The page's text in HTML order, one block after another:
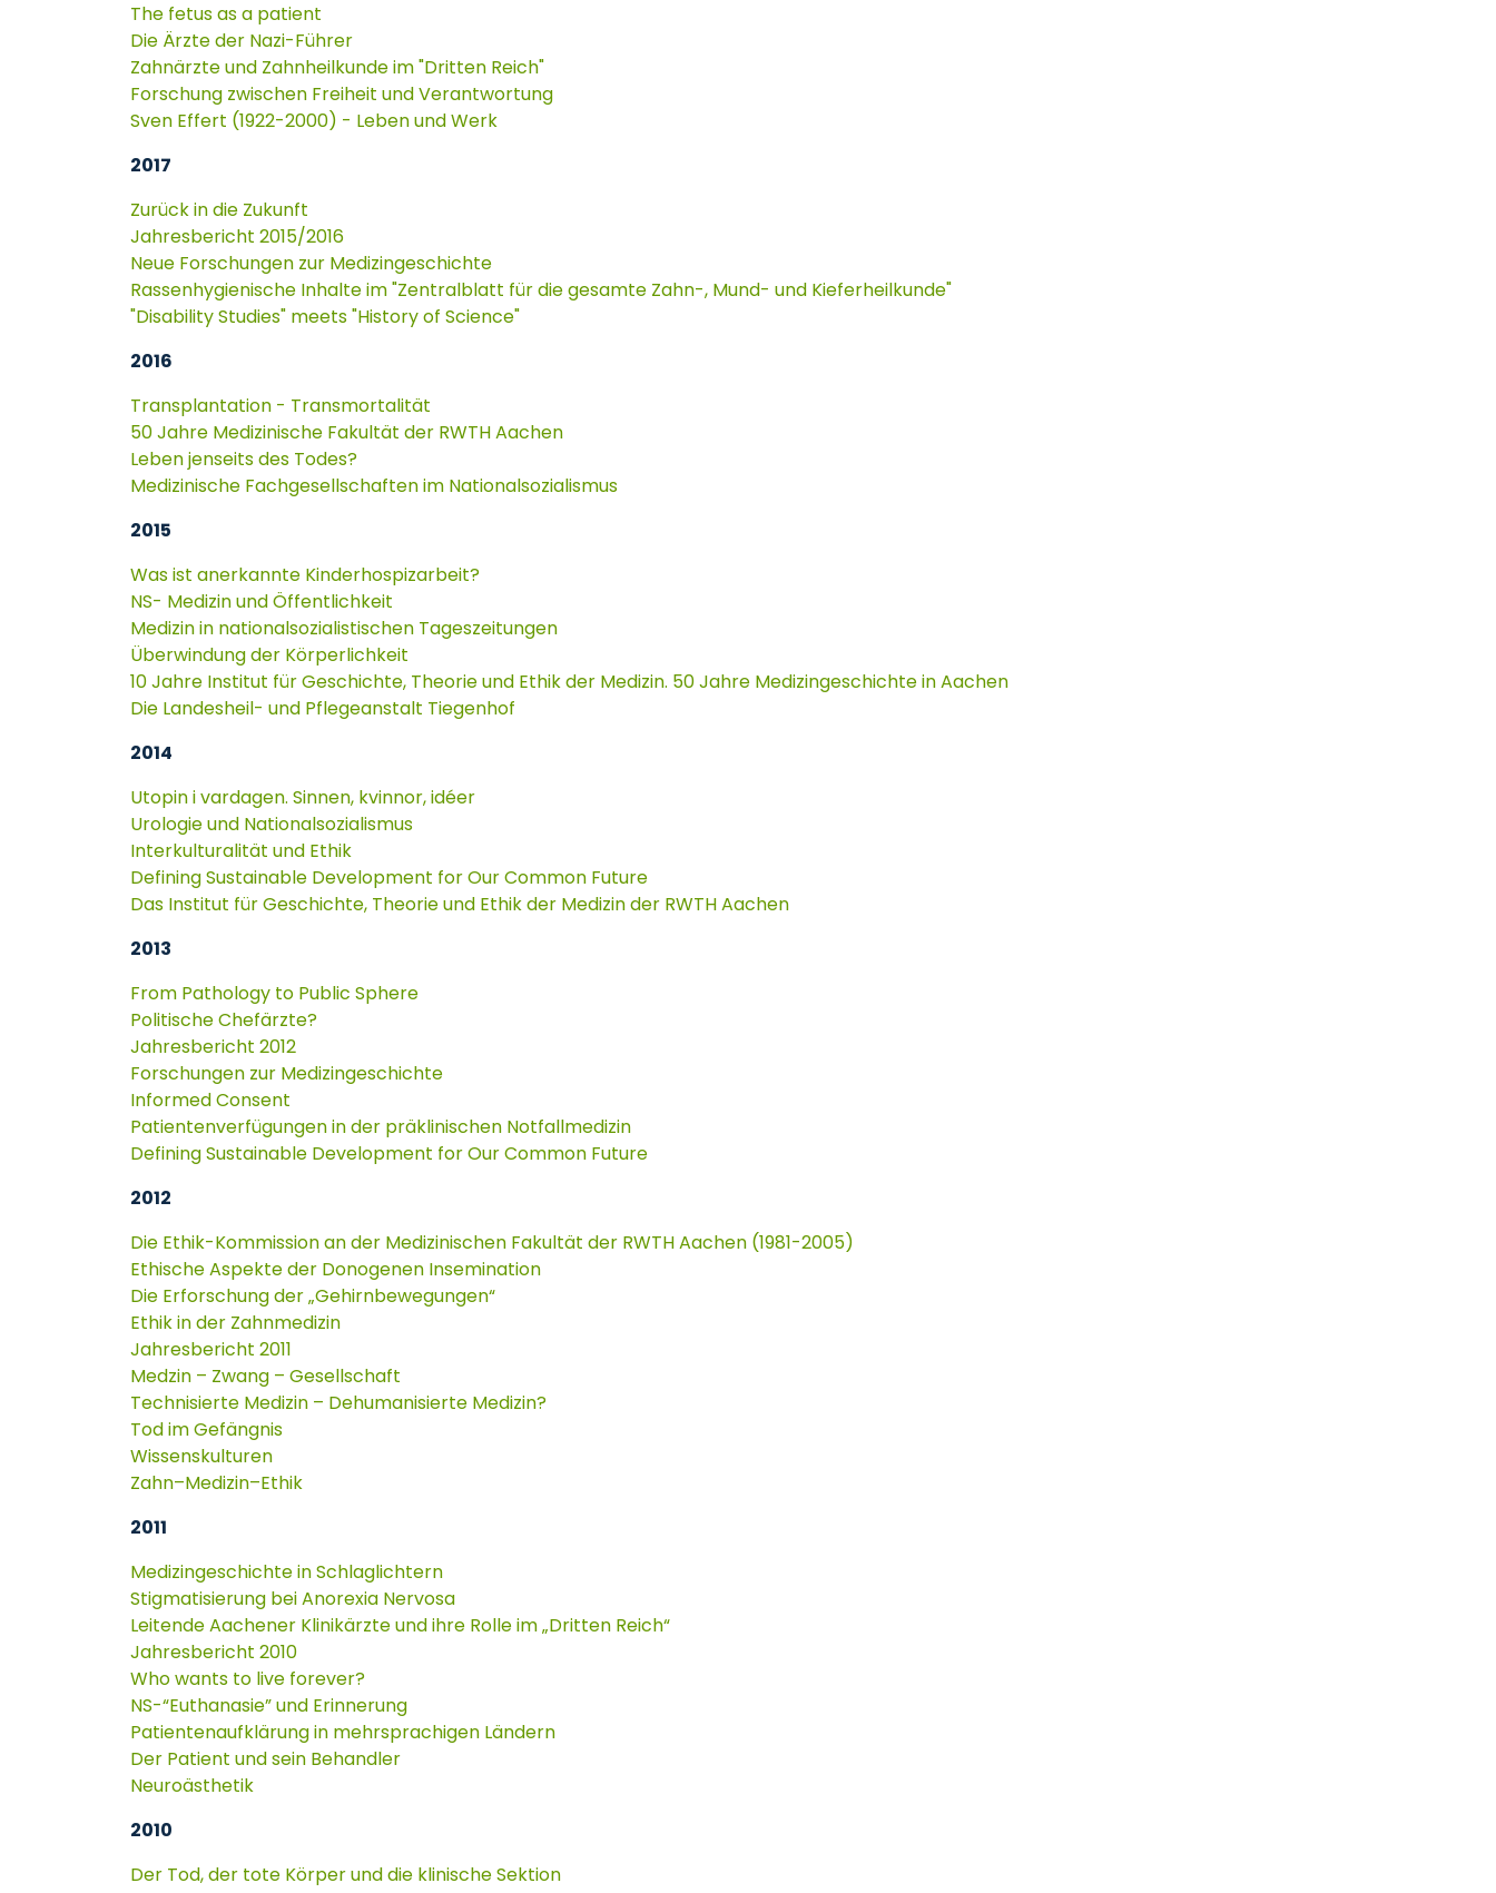
The fetus as a patient
Die Ärzte der Nazi-Führer
Zahnärzte und Zahnheilkunde im "Dritten Reich"
Forschung zwischen Freiheit und Verantwortung
Sven Effert (1922-2000) - Leben und Werk
2017
Zurück in die Zukunft
Jahresbericht 2015/2016
Neue Forschungen zur Medizingeschichte
Rassenhygienische Inhalte im "Zentralblatt für die gesamte Zahn-, Mund- und Kieferheilkunde"
"Disability Studies" meets "History of Science"
2016
Transplantation - Transmortalität
50 Jahre Medizinische Fakultät der RWTH Aachen
Leben jenseits des Todes?
Medizinische Fachgesellschaften im Nationalsozialismus
2015
Was ist anerkannte Kinderhospizarbeit?
NS- Medizin und Öffentlichkeit
Medizin in nationalsozialistischen Tageszeitungen
Überwindung der Körperlichkeit
10 Jahre Institut für Geschichte, Theorie und Ethik der Medizin. 50 Jahre Medizingeschichte in Aachen
Die Landesheil- und Pflegeanstalt Tiegenhof
2014
Utopin i vardagen. Sinnen, kvinnor, idéer
Urologie und Nationalsozialismus
Interkulturalität und Ethik
Defining Sustainable Development for Our Common Future
Das Institut für Geschichte, Theorie und Ethik der Medizin der RWTH Aachen
2013
From Pathology to Public Sphere
Politische Chefärzte?
Jahresbericht 2012
Forschungen zur Medizingeschichte
Informed Consent
Patientenverfügungen in der präklinischen Notfallmedizin
Defining Sustainable Development for Our Common Future
2012
Die Ethik-Kommission an der Medizinischen Fakultät der RWTH Aachen (1981-2005)
Ethische Aspekte der Donogenen Insemination
Die Erforschung der „Gehirnbewegungen“
Ethik in der Zahnmedizin
Jahresbericht 2011
Medzin – Zwang – Gesellschaft
Technisierte Medizin – Dehumanisierte Medizin?
Tod im Gefängnis
Wissenskulturen
Zahn–Medizin–Ethik
2011
Medizingeschichte in Schlaglichtern
Stigmatisierung bei Anorexia Nervosa
Leitende Aachener Klinikärzte und ihre Rolle im „Dritten Reich“
Jahresbericht 2010
Who wants to live forever?
NS-“Euthanasie” und Erinnerung
Patientenaufklärung in mehrsprachigen Ländern
Der Patient und sein Behandler
Neuroästhetik
2010
Der Tod, der tote Körper und die klinische Sektion